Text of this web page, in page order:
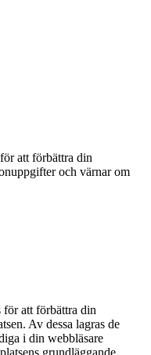
att förbättra din
och värnar om
för att förbättra din
Av dessa lagras de
i din webbläsare